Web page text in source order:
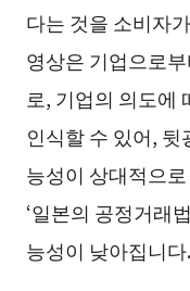
다는 것을 소비자
영상은 기업으로
로, 기업의 의도에
인식할 수 있어,
능성이 상대적으
‘일본의 공정거래
능성이 낮아집니다.